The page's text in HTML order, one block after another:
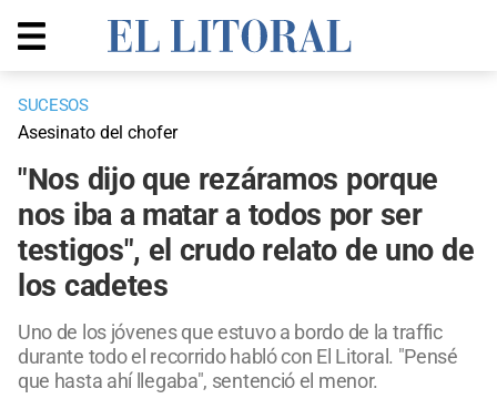
SUCESOS
Asesinato del chofer
"Nos dijo que rezáramos porque
nos iba a matar a todos por ser
testigos", el crudo relato de uno de
los cadetes
Uno de los jóvenes que estuvo a bordo de la traffic
durante todo el recorrido habló con El Litoral. "Pensé
que hasta ahí llegaba", sentenció el menor.